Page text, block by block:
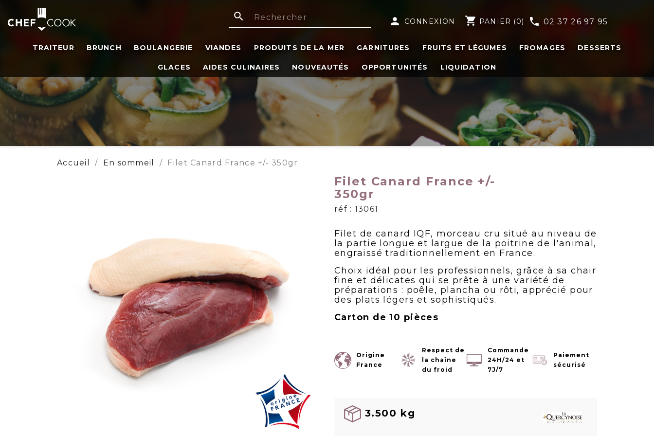
search person CONNEXION shopping_cart PANIER (0) phone 02 37 26 97 95
TRAITEUR BRUNCH BOULANGERIE VIANDES PRODUITS DE LA MER GARNITURES FRUITS ET LÉGUMES FROMAGES DESSERTS
GLACES AIDES CULINAIRES NOUVEAUTÉS OPPORTUNITÉS LIQUIDATION
Accueil En sommeil Filet Canard France +/- 350gr
Filet Canard France +/-
350gr
réf : 13061
Filet de canard IQF, morceau cru situé au niveau de
la partie longue et largue de la poitrine de l'animal,
engraissé traditionnellement en France.
Choix idéal pour les professionnels, grâce à sa chair
fine et délicates qui se prête à une variété de
préparations : poêle, plancha ou rôti, apprécié pour
des plats légers et sophistiqués.
Carton de 10 pièces
Origine
France
Respect de
la chaîne
du froid
Commande
24H/24 et
7J/7
Paiement
sécurisé
3.500 kg